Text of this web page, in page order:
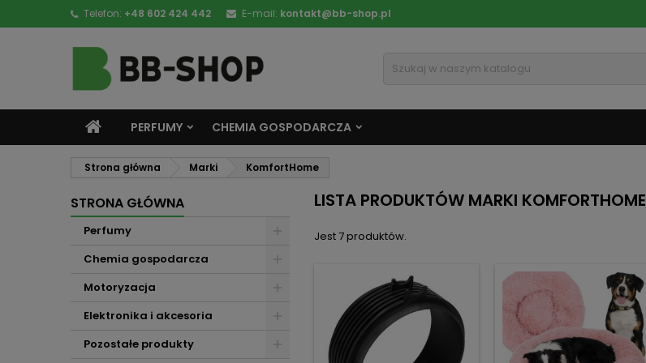
Telefon: +48 602 424 442 E-mail: kontakt@bb-shop.pl
PERFUMY CHEMIA GOSPODARCZA
Strona główna Marki KomfortHome
STRONA GŁÓWNA
Perfumy
Chemia gospodarcza
Motoryzacja
Elektronika i akcesoria
Pozostałe produkty
LISTA PRODUKTÓW MARKI KOMFORTHOME
Jest 7 produktów.